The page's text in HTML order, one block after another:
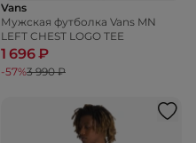
Vans
Мужская футболка Vans MN
LEFT CHEST LOGO TEE
1 696 ₽
-57%3 990 ₽